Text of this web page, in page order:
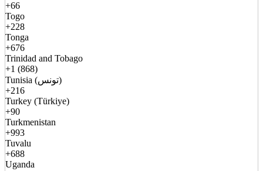
+66
Togo
+228
Tonga
+676
Trinidad and Tobago
+1 (868)
Tunisia (تونس)
+216
Turkey (Türkiye)
+90
Turkmenistan
+993
Tuvalu
+688
Uganda